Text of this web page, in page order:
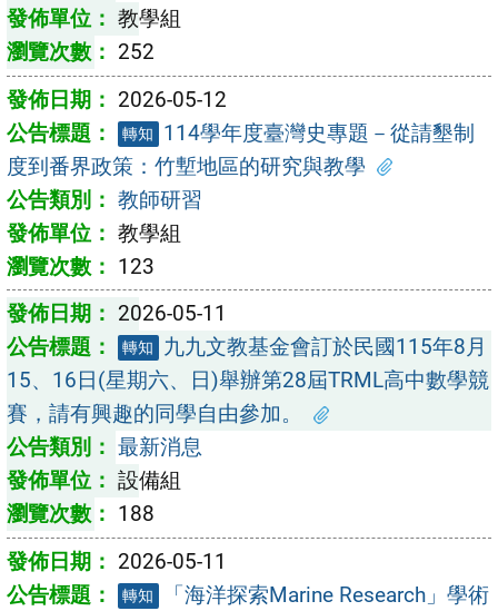
教學組
252
2026-05-12
轉知
114學年度臺灣史專題－從請墾制
度到番界政策：竹塹地區的研究與教學
教師研習
教學組
123
2026-05-11
轉知
九九文教基金會訂於民國115年8月
15、16日(星期六、日)舉辦第28屆TRML高中數學競
賽，請有興趣的同學自由參加。
最新消息
設備組
188
2026-05-11
轉知
「海洋探索Marine Research」學術